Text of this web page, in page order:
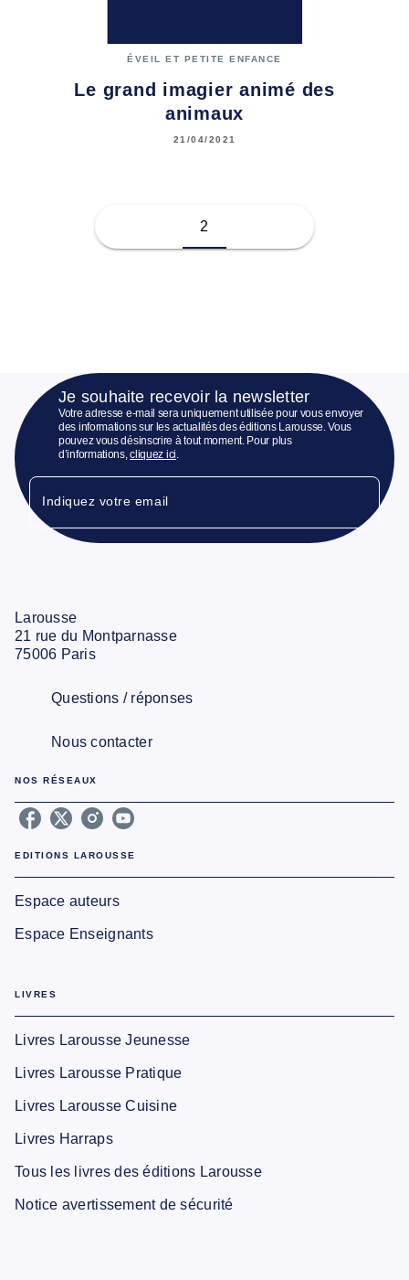
ÉVEIL ET PETITE ENFANCE
Le grand imagier animé des
animaux
21/04/2021
2
Je souhaite recevoir la newsletter
Votre adresse e-mail sera uniquement utilisée pour vous envoyer
des informations sur les actualités des éditions Larousse. Vous
pouvez vous désinscrire à tout moment. Pour plus
d’informations,cliquez ici.
Indiquez votre email
Larousse
21 rue du Montparnasse
75006 Paris
Questions / réponses
Nous contacter
NOS RÉSEAUX
EDITIONS LAROUSSE
Espace auteurs
Espace Enseignants
LIVRES
Livres Larousse Jeunesse
Livres Larousse Pratique
Livres Larousse Cuisine
Livres Harraps
Tous les livres des éditions Larousse
Notice avertissement de sécurité